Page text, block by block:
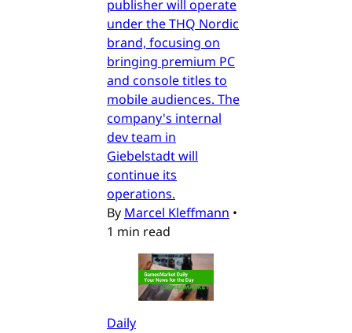
publisher will operate
under the THQ Nordic
brand, focusing on
bringing premium PC
and console titles to
mobile audiences. The
company's internal
dev team in
Giebelstadt will
continue its
operations.
By Marcel Kleffmann •
1 min read
Daily